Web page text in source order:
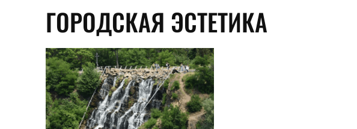
ГОРОДСКАЯ ЭСТЕТИКА